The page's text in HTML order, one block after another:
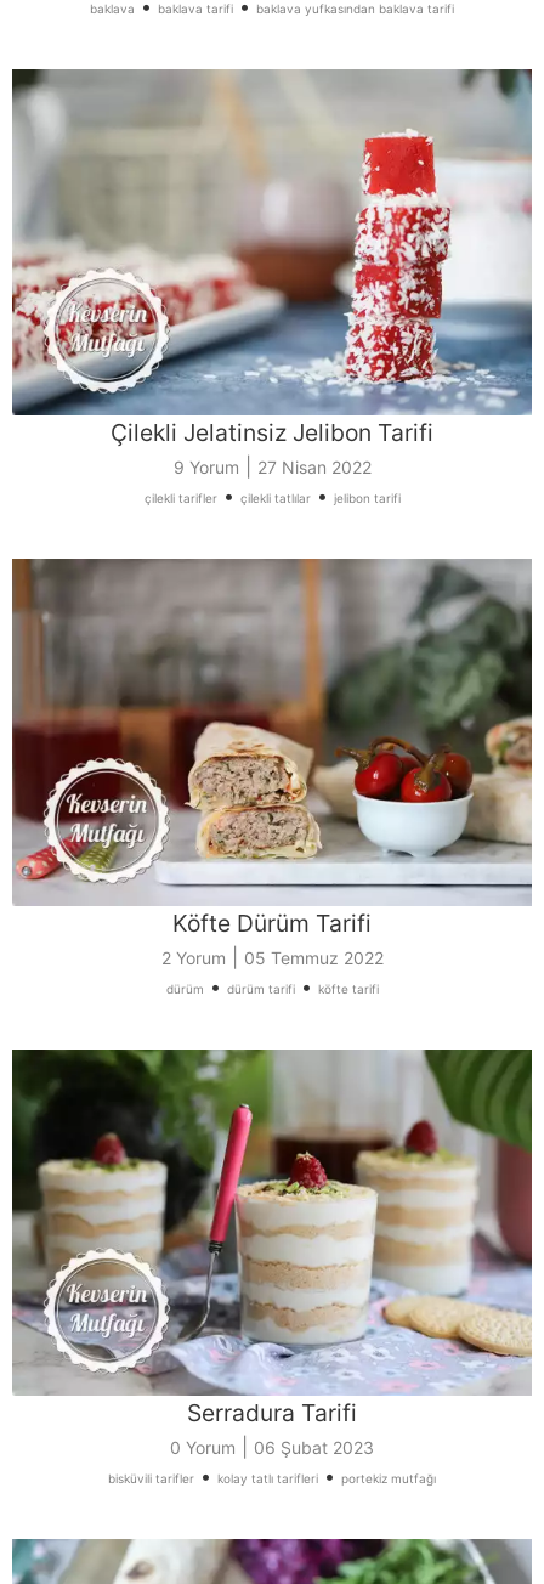
baklava • baklava tarifi • baklava yufkasından baklava tarifi
Çilekli Jelatinsiz Jelibon Tarifi
9 Yorum 27 Nisan 2022
çilekli tarifler• çilekli tatlılar• jelibon tarifi
Köfte Dürüm Tarifi
2 Yorum 05 Temmuz 2022
dürüm • dürüm tarifi• köfte tarifi
Serradura Tarifi
0 Yorum 06 Şubat 2023
bisküvili tarifler • kolay tatlı tarifleri • portekiz mutfağı